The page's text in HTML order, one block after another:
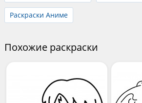
Раскраски Аниме
Похожие раскраски